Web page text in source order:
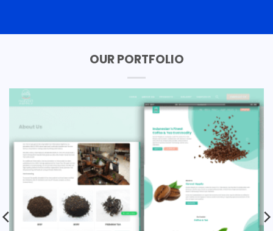
OUR PORTFOLIO